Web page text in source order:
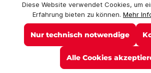
Diese Website verwendet Cookies, um
Erfahrung bieten zu können. Mehr
Nur technisch notwendige
Alle Cookies